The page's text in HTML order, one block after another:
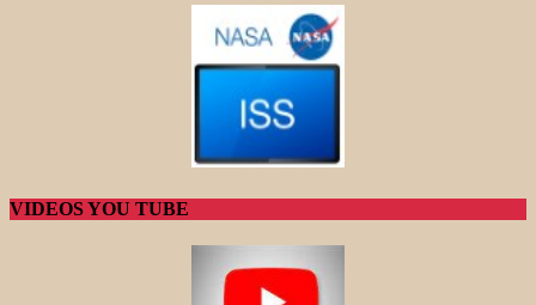
VIDEOS YOU TUBE